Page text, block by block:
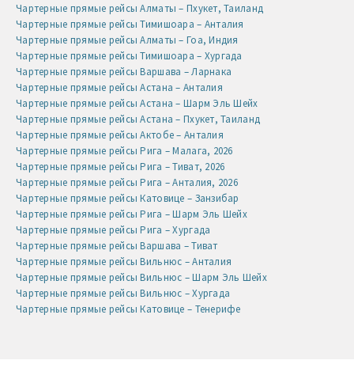
Чартерные прямые рейсы Алматы – Пхукет, Таиланд
Чартерные прямые рейсы Тимишоара – Анталия
Чартерные прямые рейсы Алматы – Гоа, Индия
Чартерные прямые рейсы Тимишоара – Хургада
Чартерные прямые рейсы Варшава – Ларнака
Чартерные прямые рейсы Астана – Анталия
Чартерные прямые рейсы Астана – Шарм Эль Шейх
Чартерные прямые рейсы Астана – Пхукет, Таиланд
Чартерные прямые рейсы Актобе – Анталия
Чартерные прямые рейсы Рига – Малага, 2026
Чартерные прямые рейсы Рига – Тиват, 2026
Чартерные прямые рейсы Рига – Анталия, 2026
Чартерные прямые рейсы Катовице – Занзибар
Чартерные прямые рейсы Рига – Шарм Эль Шейх
Чартерные прямые рейсы Рига – Хургада
Чартерные прямые рейсы Варшава – Тиват
Чартерные прямые рейсы Вильнюс – Анталия
Чартерные прямые рейсы Вильнюс – Шарм Эль Шейх
Чартерные прямые рейсы Вильнюс – Хургада
Чартерные прямые рейсы Катовице – Тенерифе